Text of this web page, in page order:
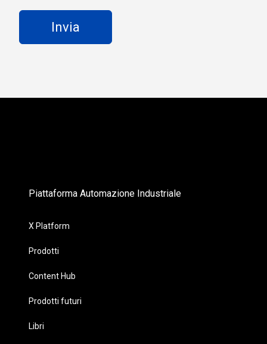
Piattaforma Automazione Industriale
X Platform
Prodotti
Content Hub
Prodotti futuri
Libri